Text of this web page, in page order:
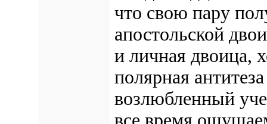
что свою пару
апостольской
и личная двоица,
полярная
возлюбленный